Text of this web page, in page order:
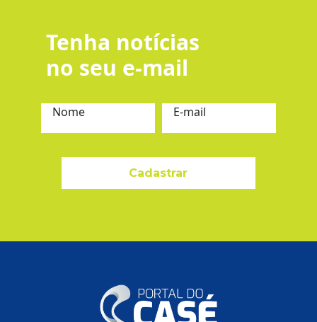
Tenha notícias
no seu e-mail
Nome E-mail
Cadastrar